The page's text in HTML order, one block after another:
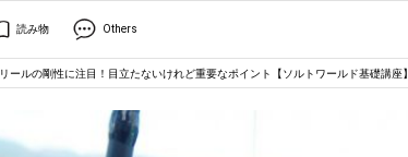
読み物 Others
リールの剛性に注目！目立たないけれど重要なポイント【ソルトワールド基礎講座】